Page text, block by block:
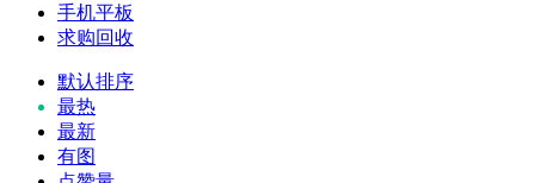
手机平板
求购回收
默认排序
最热
最新
有图